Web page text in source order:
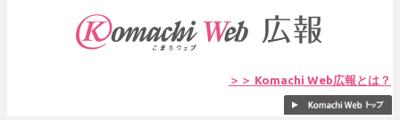
＞＞ Komachi Web広報とは？